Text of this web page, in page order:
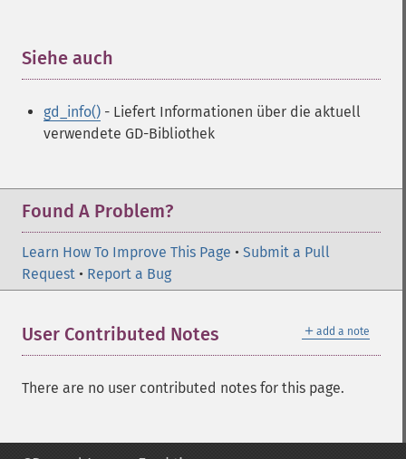
Siehe auch
gd_info() - Liefert Informationen über die aktuell
verwendete GD-Bibliothek
Found A Problem?
Learn How To Improve This Page • Submit a Pull
Request • Report a Bug
＋ add a note
User Contributed Notes
There are no user contributed notes for this page.